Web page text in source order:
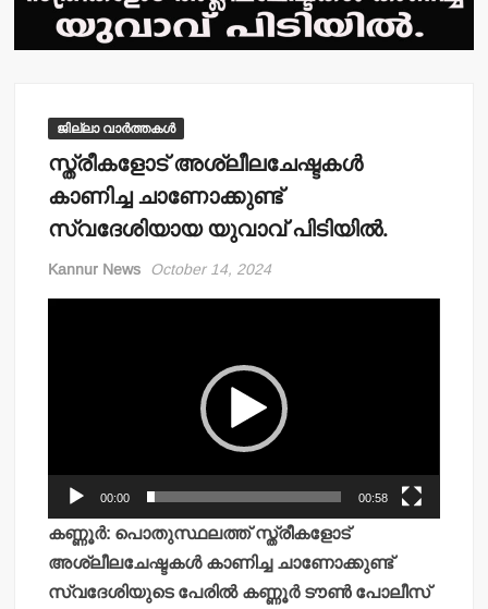
ജില്ലാ വാർത്തകൾ
സ്ത്രീകളോട് അശ്ലീലചേഷ്ടകള്‍
കാണിച്ച ചാണോക്കുണ്ട്
സ്വദേശിയായ യുവാവ് പിടിയില്‍.
Kannur News October 14, 2024
00:00 00:58
കണ്ണൂര്‍: പൊതുസ്ഥലത്ത് സ്ത്രീകളോട്
അശ്ലീലചേഷ്ടകള്‍ കാണിച്ച ചാണോക്കുണ്ട്
സ്വദേശിയുടെ പേരില്‍ കണ്ണൂര്‍ ടൗണ്‍ പോലീസ്